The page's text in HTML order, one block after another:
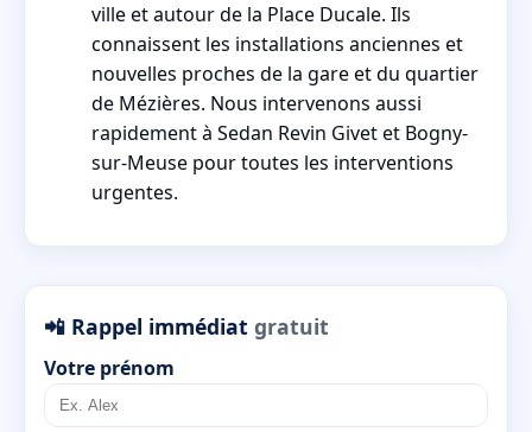
ville et autour de la Place Ducale. Ils
connaissent les installations anciennes et
nouvelles proches de la gare et du quartier
de Mézières. Nous intervenons aussi
rapidement à Sedan Revin Givet et Bogny-
sur-Meuse pour toutes les interventions
urgentes.
📲 Rappel immédiat gratuit
Votre prénom